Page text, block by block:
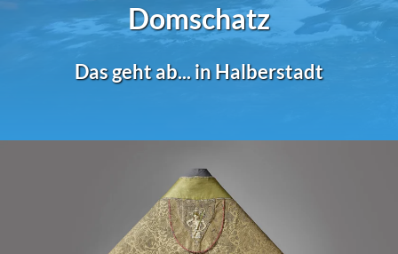
Domschatz
Das geht ab... in Halberstadt